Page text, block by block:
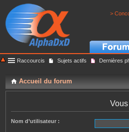
>
Raccourcis Sujets actifs Dernières
Accueil du forum
Nom d’utilisateur :